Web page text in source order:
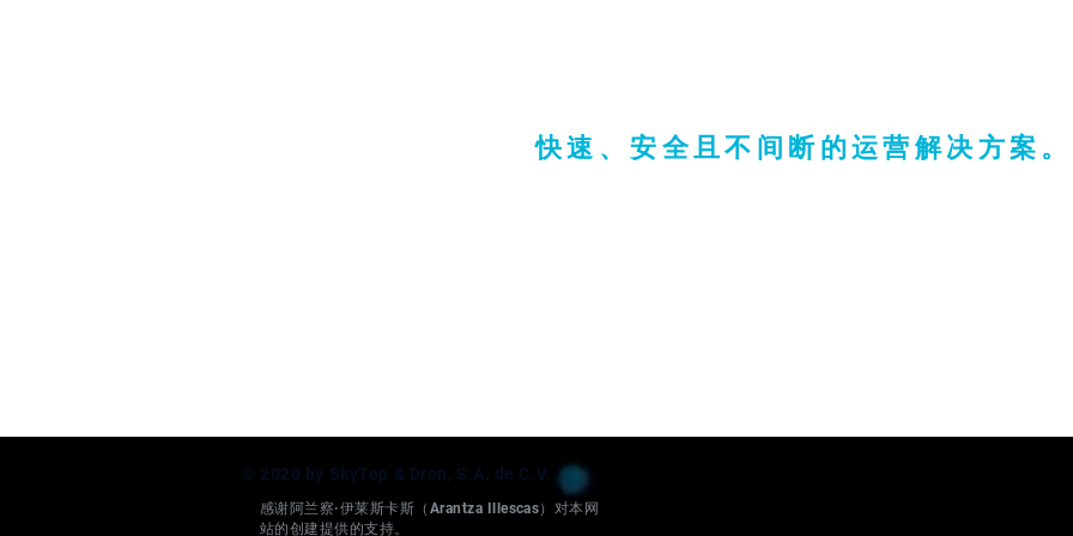
​快速、安全且不间断的运营解决方案。
© 2020 by SkyTop & Dron, S.A. de C.V.
感谢阿兰察·伊莱斯卡斯（Arantza Illescas）对本网
站的创建提供的支持。